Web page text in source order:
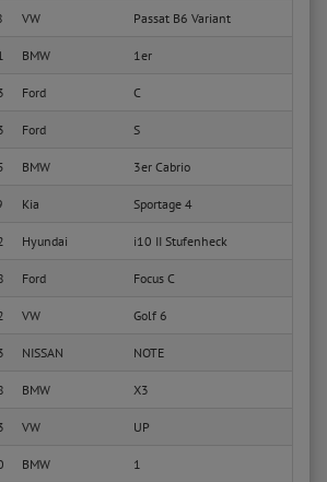
VW Passat B6 Variant
BMW 1er
Ford C
Ford S
BMW 3er Cabrio
Kia Sportage 4
Hyundai i10 II Stufenheck
Ford Focus C
VW Golf 6
NISSAN NOTE
BMW X3
VW UP
BMW 1